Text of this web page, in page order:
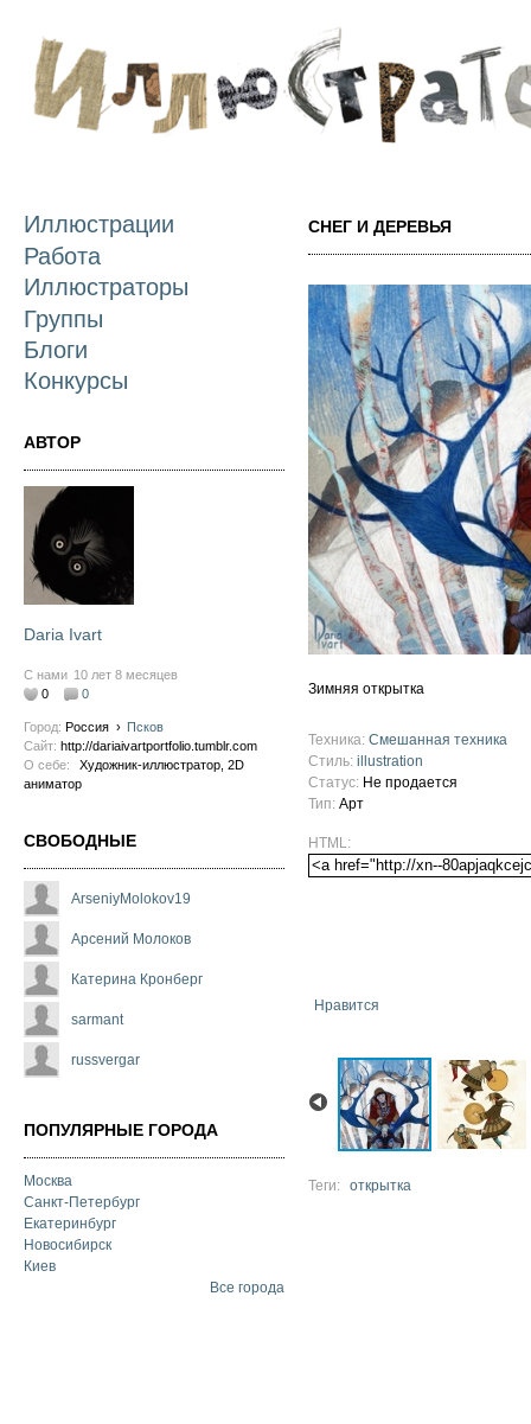
Иллюстрации
Работа
Иллюстраторы
Группы
Блоги
Конкурсы
АВТОР
Daria Ivart
С нами 10 лет 8 месяцев
0
0
Город: Россия ›
Псков
Сайт: http://dariaivartportfolio.tumblr.com
О себе:
Художник-иллюстратор, 2D
аниматор
СВОБОДНЫЕ
ArseniyMolokov19
Арсений Молоков
Катерина Кронберг
sarmant
russvergar
ПОПУЛЯРНЫЕ ГОРОДА
Москва
Санкт-Петербург
Екатеринбург
Новосибирск
Киев
Все города
СНЕГ И ДЕРЕВЬЯ
Зимняя открытка
Техника: Смешанная техника
Стиль: illustration
Статус: Не продается
Тип: Арт
HTML:
Нравится
Теги: открытка